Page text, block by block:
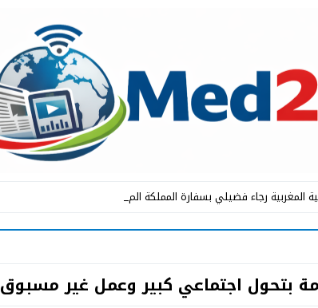
رجاء فضيلي بسفارة المملكة المغربية في_
بتحول اجتماعي كبير وعمل غير مسبوق